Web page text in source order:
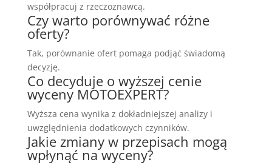
współpracuj z rzeczoznawcą.
Czy warto porównywać różne
oferty?
Tak, porównanie ofert pomaga podjąć świadomą
decyzję.
Co decyduje o wyższej cenie
wyceny MOTOEXPERT?
Wyższa cena wynika z dokładniejszej analizy i
uwzględnienia dodatkowych czynników.
Jakie zmiany w przepisach mogą
wpłynąć na wyceny?